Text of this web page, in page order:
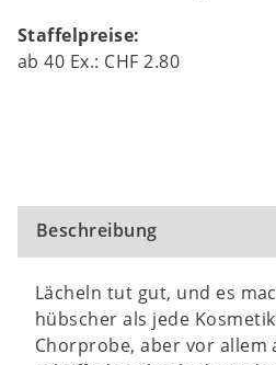
Staffelpreise:
ab40 Ex.: CHF 2.80
Beschreibung
Lächeln tut gut, und es
hübscher als jede
Chorprobe, aber vor allem